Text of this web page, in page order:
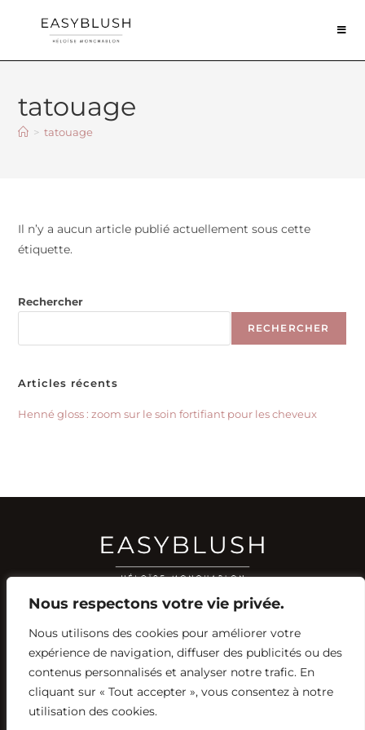
Nous respectons votre vie privée.
Nous utilisons des cookies pour améliorer votre
expérience de navigation, diffuser des publicités ou des
contenus personnalisés et analyser notre trafic. En
cliquant sur « Tout accepter », vous consentez à notre
utilisation des cookies.
tatouage
> tatouage
Il n’y a aucun article publié actuellement sous cette
étiquette.
Rechercher
RECHERCHER
Articles récents
Henné gloss : zoom sur le soin fortifiant pour les cheveux
RÉSEAUX SOCIAUX
YOUTUBE
INSTAGRAM
FACEBOOK
PINTEREST